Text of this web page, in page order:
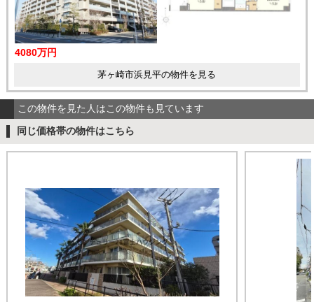
4080万円
茅ヶ崎市浜見平の物件を見る
この物件を見た人はこの物件も見ています
同じ価格帯の物件はこちら